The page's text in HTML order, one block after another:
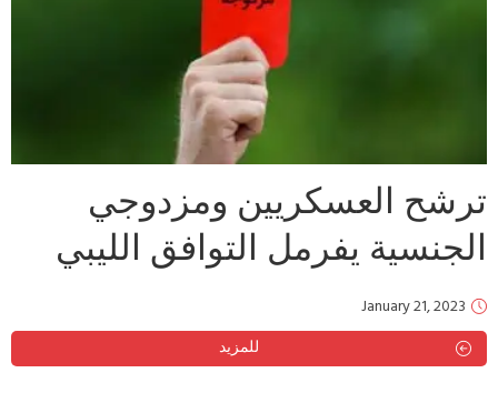
ترشح العسكريين ومزدوجي
الجنسية يفرمل التوافق الليبي
January 21, 2023
للمزيد